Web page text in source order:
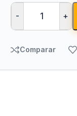
- +
Comparar